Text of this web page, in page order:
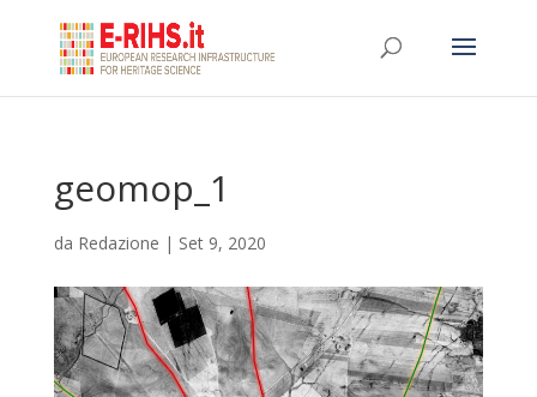
geomop_1
da Redazione | Set 9, 2020